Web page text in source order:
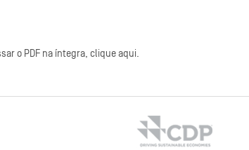
o PDF na íntegra, clique aqui.